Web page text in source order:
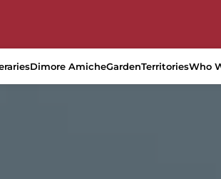
Dimore AmicheGardenTerritoriesWho